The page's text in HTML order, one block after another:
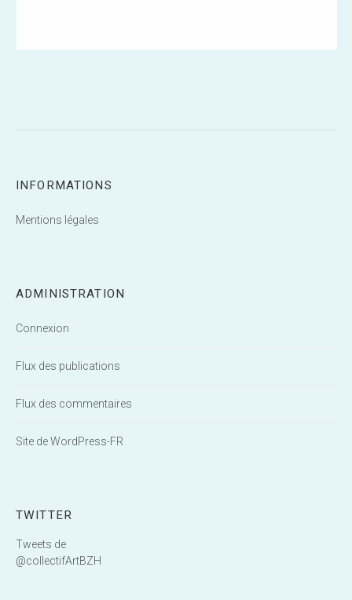
INFORMATIONS
Mentions légales
ADMINISTRATION
Connexion
Flux des publications
Flux des commentaires
Site de WordPress-FR
TWITTER
Tweets de
@collectifArtBZH